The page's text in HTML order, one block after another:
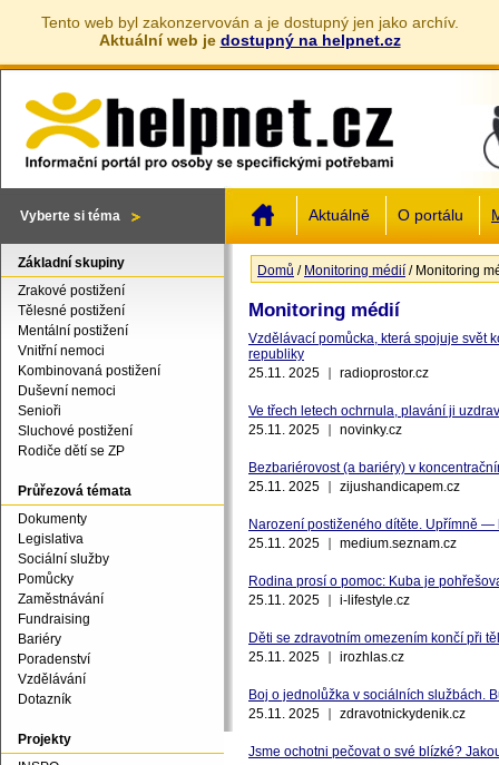
Tento web byl zakonzervován a je dostupný jen jako archív.
Aktuální web je dostupný na helpnet.cz
Vyberte si téma Aktuálně O portálu
Jste zde
Domů / Monitoring médií / Monitoring
Monitoring médií
Vzdělávací pomůcka, která spojuje svět
republiky
25.11. 2025
radioprostor.cz
Ve třech letech ochrnula, plavání ji
25.11. 2025
novinky.cz
Bezbariérovost (a bariéry) v
25.11. 2025
zijushandicapem.cz
Narození postiženého dítěte. Upřímně —
25.11. 2025
medium.seznam.cz
Rodina prosí o pomoc: Kuba je
25.11. 2025
i-lifestyle.cz
Děti se zdravotním omezením končí při
25.11. 2025
irozhlas.cz
Boj o jednolůžka v sociálních službách.
25.11. 2025
zdravotnickydenik.cz
Jsme ochotni pečovat o své blízké?
Stránky
Základní skupiny
Zrakové postižení
Tělesné postižení
Mentální postižení
Vnitřní nemoci
Kombinovaná postižení
Duševní nemoci
Senioři
Sluchové postižení
Rodiče dětí se ZP
Průřezová témata
Dokumenty
Legislativa
Sociální služby
Pomůcky
Zaměstnávání
Fundraising
Bariéry
Poradenství
Vzdělávání
Dotazník
Projekty